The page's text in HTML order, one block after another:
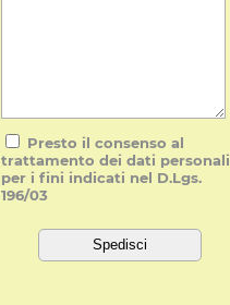
Presto il consenso al
trattamento dei dati personali
per i fini indicati nel D.Lgs.
196/03